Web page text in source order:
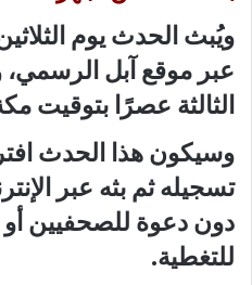
ويُبث الحدث يوم
عبر موقع آبل
الثالثة عصرًا بتوقيت
وسيكون هذا الحدث
تسجيله ثم بثه عبر
دون دعوة للصحفيين أو
للتغطية.